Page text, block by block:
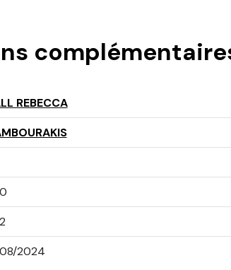
REBECCA
2024